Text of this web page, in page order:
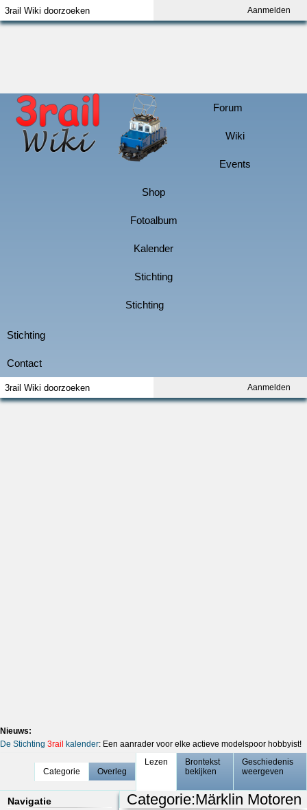
Aanmelden
Aanmelden
Nieuws:
De Stichting 3rail kalender: Een aanrader voor elke actieve modelspoor hobbyist!
Categorie Overleg
Lezen
Brontekst
bekijken
Geschiedenis
weergeven
Navigatie Categorie:Märklin Motoren